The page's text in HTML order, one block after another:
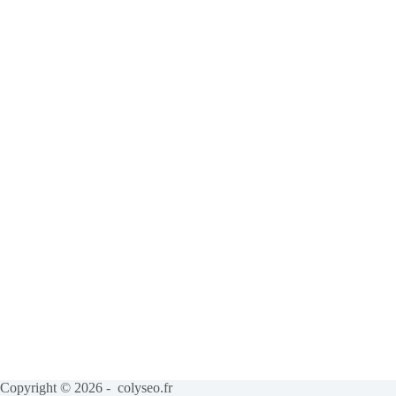
Copyright © 2026 - colyseo.fr